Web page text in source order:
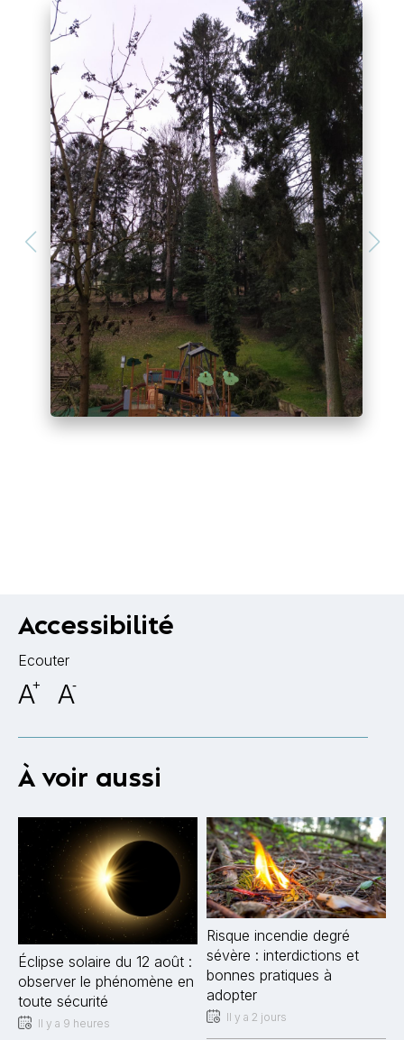
Accessibilité
Ecouter
A+ A-
À voir aussi
Éclipse solaire du 12 août :
observer le phénomène en
toute sécurité
Il y a 9 heures
Risque incendie degré
sévère : interdictions et
bonnes pratiques à
adopter
Il y a 2 jours